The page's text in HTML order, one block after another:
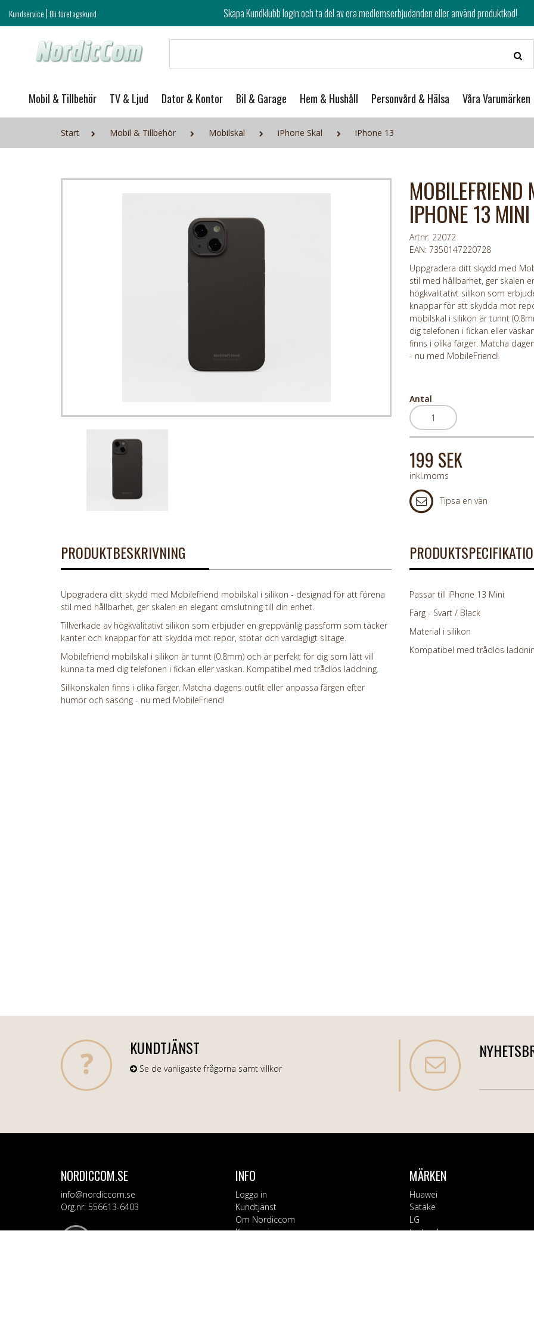
Kundservice|Bli företagskund Skapa Kundklubb login och ta del av era medlemserbjudanden eller använd produktkod!
Mobil & Tillbehör TV & Ljud Dator & Kontor Bil & Garage Hem & Hushåll Personvård & Hälsa Våra Varumärken
Start Mobil & Tillbehör Mobilskal iPhone Skal iPhone 13
IPHONE 13
Artnr: 22072
EAN: 7350147220728
Uppgradera ditt skydd med
stil med hållbarhet, ger skalen
högkvalitativt silikon som
knappar för att skydda mot
mobilskal i silikon är tunnt
dig telefonen i fickan eller
finns i olika färger. Matcha
- nu med MobileFriend!
Antal
199 SEK
inkl.moms
Tipsa en vän
PRODUKTBESKRIVNING
Uppgradera ditt skydd med Mobilefriend mobilskal i silikon - designad för att förena
stil med hållbarhet, ger skalen en elegant omslutning till din enhet.
Tillverkade av högkvalitativt silikon som erbjuder en greppvänlig passform som täcker
kanter och knappar för att skydda mot repor, stötar och vardagligt slitage.
Mobilefriend mobilskal i silikon är tunnt (0.8mm) och är perfekt för dig som lätt vill
kunna ta med dig telefonen i fickan eller väskan. Kompatibel med trådlös laddning.
Silikonskalen finns i olika färger. Matcha dagens outfit eller anpassa färgen efter
humör och säsong - nu med MobileFriend!
Passar till iPhone 13 Mini
Färg - Svart / Black
Material i silikon
Kompatibel med trådlös
KUNDTJÄNST
Se de vanligaste frågorna samt villkor
NORDICCOM.SE
info@nordiccom.se
Org.nr: 556613-6403
INFO
Logga in
Kundtjänst
Om Nordiccom
Kampanjvaror
MÄRKEN
Huawei
Satake
LG
testsynk